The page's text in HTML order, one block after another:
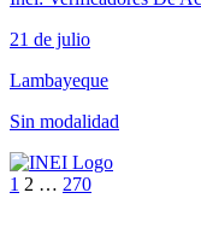
21 de julio
Lambayeque
Sin modalidad
1 2 … 270